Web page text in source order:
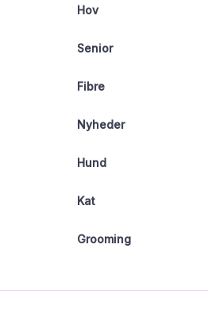
Hov
Senior
Fibre
Nyheder
Hund
Kat
Grooming